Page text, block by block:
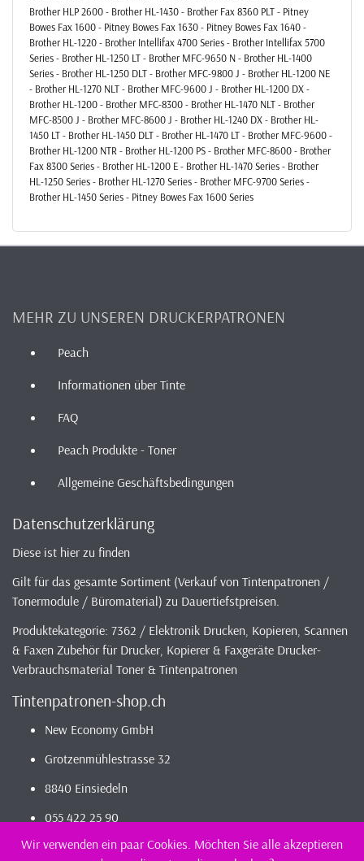
Brother HLP 2600 - Brother HL-1430 - Brother Fax 8360 PLT - Pitney
Bowes Fax 1600 - Pitney Bowes Fax 1630 - Pitney Bowes Fax 1640 -
Brother HL-1220 - Brother Intellifax 4700 Series - Brother Intellifax 5700
Series - Brother HL-1250 LT - Brother MFC-9650 N - Brother HL-1400
Series - Brother HL-1250 DLT - Brother MFC-9800 J - Brother HL-1200 NE
- Brother HL-1270 NLT - Brother MFC-9600 J - Brother HL-1200 DX -
Brother HL-1200 - Brother MFC-8300 - Brother HL-1470 NLT - Brother
MFC-8500 J - Brother MFC-8600 J - Brother HL-1240 DX - Brother HL-
1450 LT - Brother HL-1450 DLT - Brother HL-1470 LT - Brother MFC-9600 -
Brother HL-1200 NTR - Brother HL-1200 PS - Brother MFC-8600 - Brother
Fax 8300 Series - Brother HL-1200 E - Brother HL-1470 Series - Brother
HL-1250 Series - Brother HL-1270 Series - Brother MFC-9700 Series -
Brother HL-1450 Series - Pitney Bowes Fax 1600 Series
MEHR ZU UNSEREN DRUCKERPATRONEN
Peach
Informationen über Tinte
FAQ
Peach Produkte - Toner
Allgemeine Geschäftsbedingungen
Datenschutzerklärung
Diese ist hier zu finden
Gilt für das gesamte Sortiment (Verkauf von Tintenpatronen /
Tonermodule / Büromaterial) zu Dauertiefstpreisen.
Produktekategorie: 7362 / Elektronik Drucken, Kopieren, Scannen
& Faxen Zubehör für Drucker, Kopierer & Faxgeräte Drucker-
Verbrauchsmaterial Toner & Tintenpatronen
Tintenpatronen-shop.ch
New Economy GmbH
Grotzenmühlestrasse 32
8840 Einsiedeln
055 422 25 90
Wir verwenden ein paar Cookies. Möchten Sie alle akzeptieren